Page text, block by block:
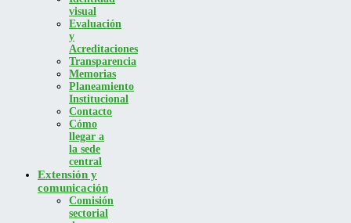
visual
Evaluación
y
Acreditaciones
Transparencia
Memorias
Planeamiento
Institucional
Contacto
Cómo
llegar a
la sede
central
Extensión y
comunicación
Comisión
sectorial